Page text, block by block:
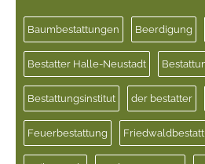
Baumbestattungen Beerdigung
Bestatter Halle-Neustadt
Bestattungsinstitut der bestatter
Feuerbestattung